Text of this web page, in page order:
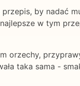
by nadać
w tym
orzechy,
taka sama -